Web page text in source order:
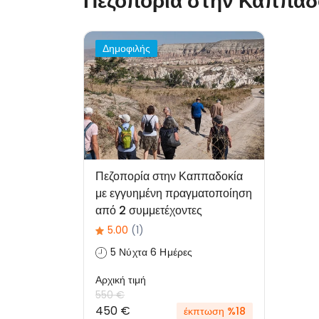
Δημοφιλής
Πεζοπορία στην Καππαδοκία
με εγγυημένη πραγματοποίηση
από 2 συμμετέχοντες
5.00 (1)
5 Νύχτα 6 Ημέρες
Αρχική τιμή
550 €
450 € έκπτωση %18